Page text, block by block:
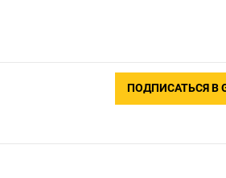
ПОДПИСАТЬСЯ В